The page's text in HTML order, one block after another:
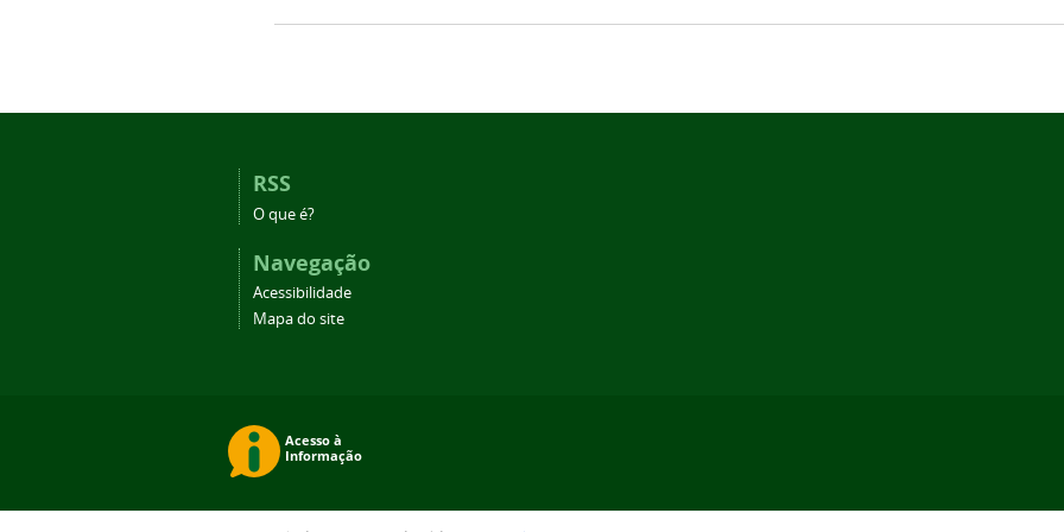
RSS
O que é?
Navegação
Acessibilidade
Mapa do site